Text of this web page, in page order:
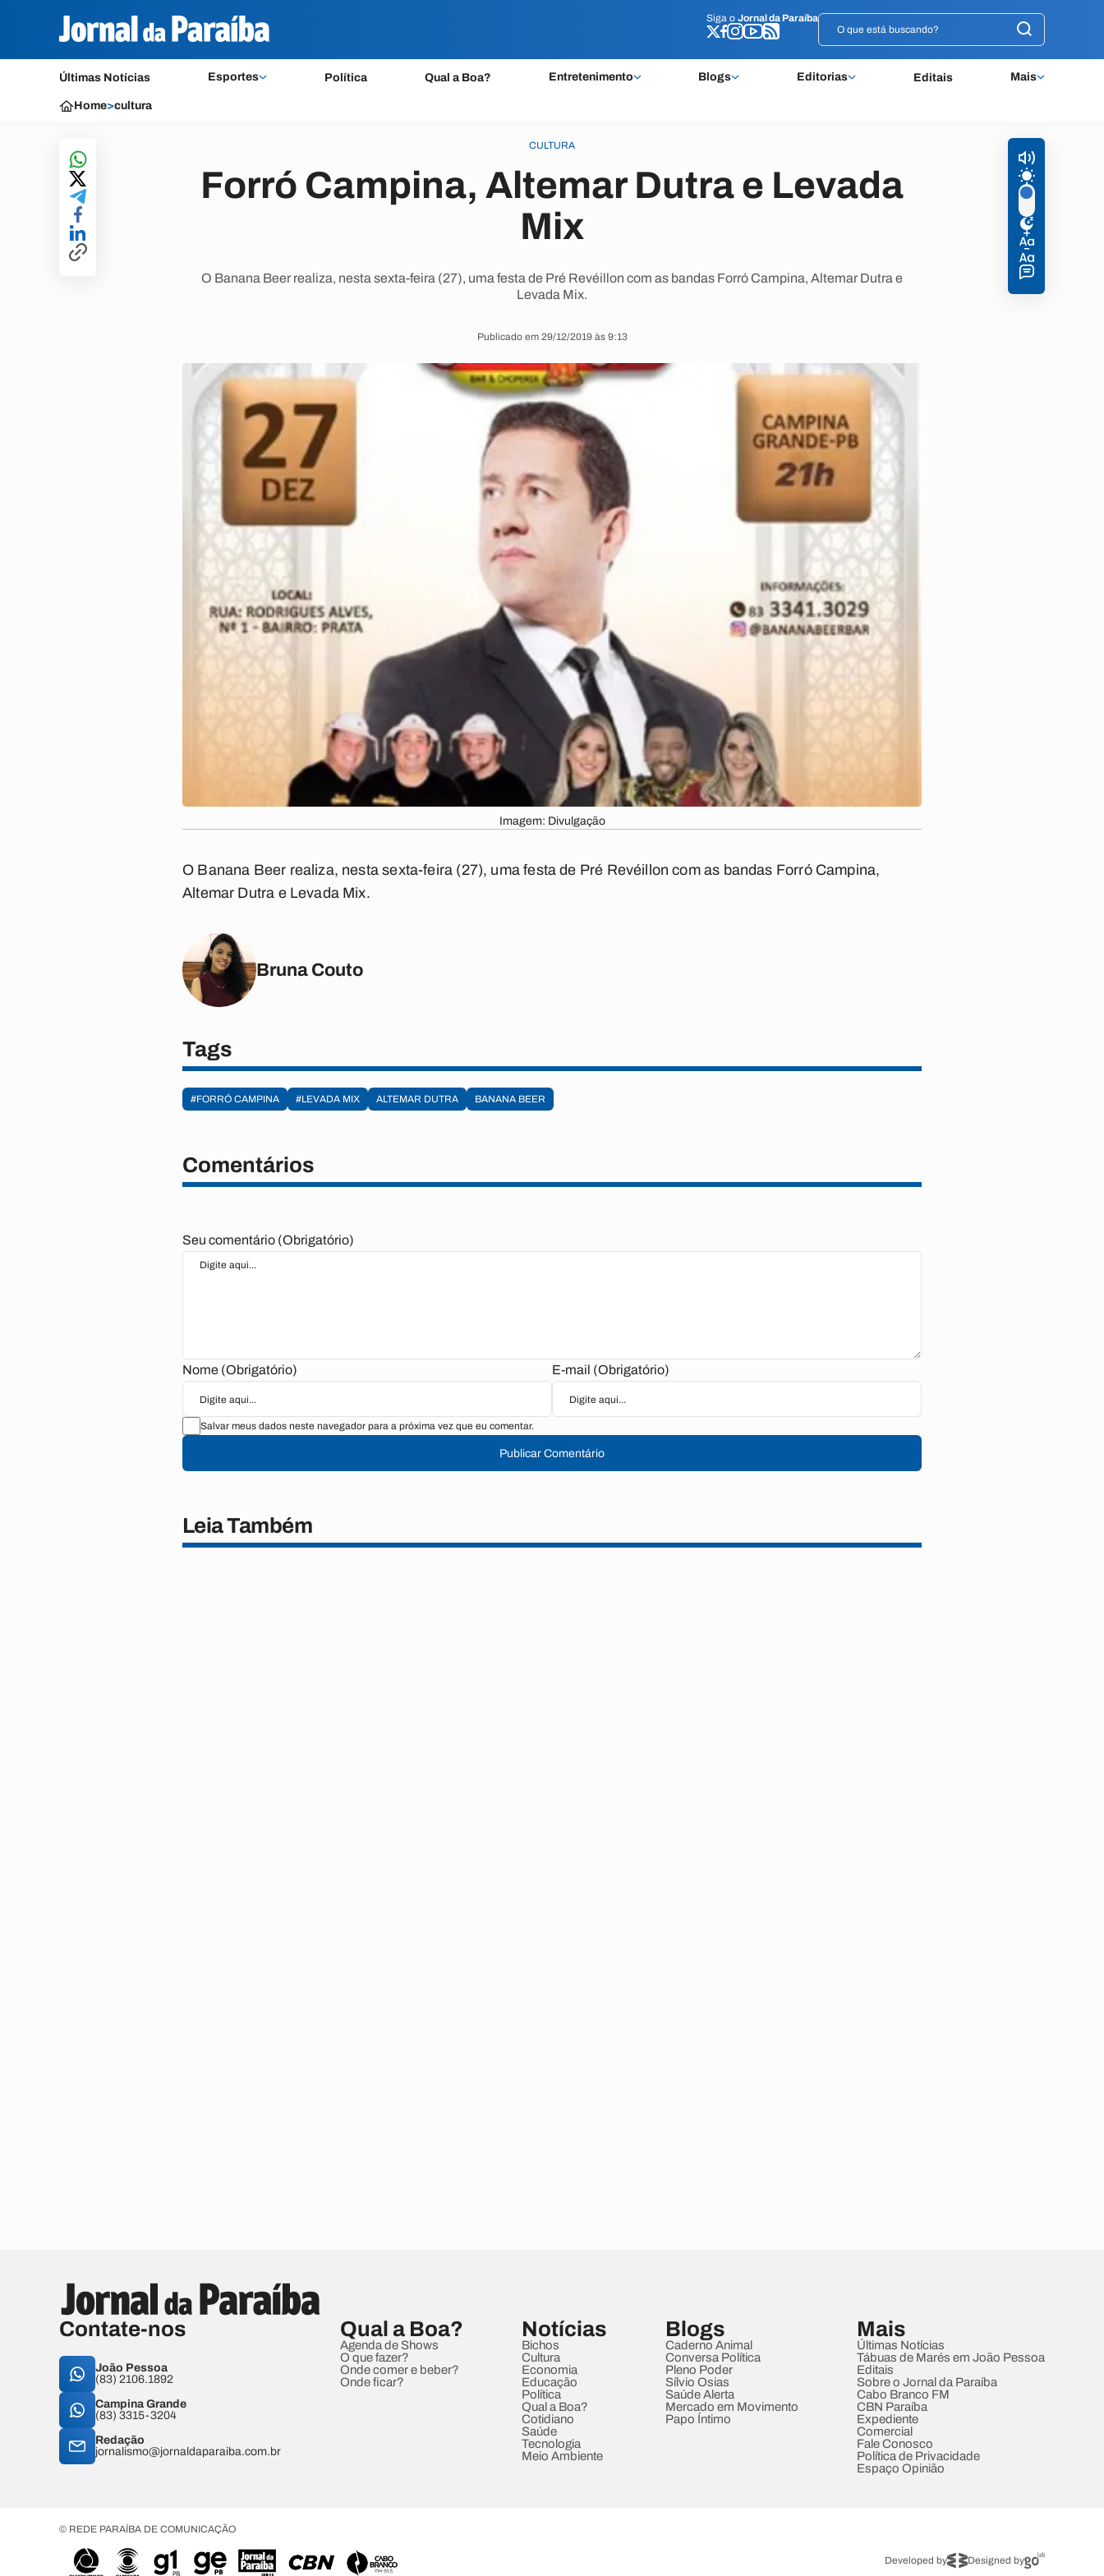
Siga o Jornal da Paraíba
Últimas Notícias Esportes Política Qual a Boa? Entretenimento Blogs Editorias Editais Mais
Siga o Jornal da Paraíba
Home>cultura
CULTURA
Forró Campina, Altemar Dutra e Levada
Mix
O Banana Beer realiza, nesta sexta-feira (27), uma festa de Pré Revéillon com as bandas Forró Campina, Altemar Dutra e
Levada Mix.
Publicado em 29/12/2019 às 9:13
Imagem: Divulgação
O Banana Beer realiza, nesta sexta-feira (27), uma festa de Pré Revéillon com as bandas Forró Campina,
Altemar Dutra e Levada Mix.
Bruna Couto
Tags
#FORRÓ CAMPINA #LEVADA MIX ALTEMAR DUTRA BANANA BEER
Comentários
Seu comentário (Obrigatório)
Nome (Obrigatório) E-mail (Obrigatório)
Salvar meus dados neste navegador para a próxima vez que eu comentar.
Publicar Comentário
Leia Também
Contate-nos
João Pessoa
(83) 2106.1892
Campina Grande
(83) 3315-3204
Redação
jornalismo@jornaldaparaiba.com.br
Qual a Boa?
Agenda de Shows
O que fazer?
Onde comer e beber?
Onde ficar?
Notícias
Bichos
Cultura
Economia
Educação
Política
Qual a Boa?
Cotidiano
Saúde
Tecnologia
Meio Ambiente
Blogs
Caderno Animal
Conversa Política
Pleno Poder
Sílvio Osias
Saúde Alerta
Mercado em Movimento
Papo Íntimo
Mais
Últimas Notícias
Tábuas de Marés em João Pessoa
Editais
Sobre o Jornal da Paraíba
Cabo Branco FM
CBN Paraíba
Expediente
Comercial
Fale Conosco
Política de Privacidade
Espaço Opinião
© REDE PARAÍBA DE COMUNICAÇÃO
Developed by Designed by